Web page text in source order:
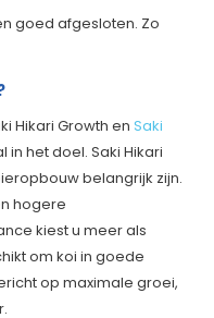
goed afgesloten. Zo
Hikari Growth enSaki
in het doel. Saki Hikari
belangrijk zijn.
hogere
kiest u meer als
om koi in goede
op maximale groei,